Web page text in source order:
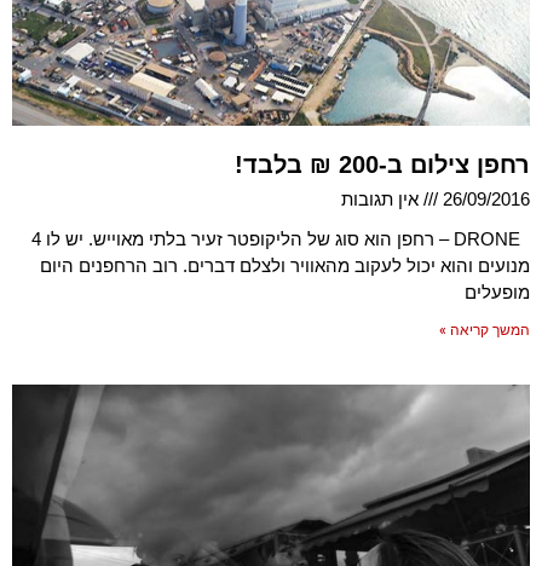
רחפן צילום ב-200 ₪ בלבד!
26/09/2016
אין תגובות
DRONE – רחפן הוא סוג של הליקופטר זעיר בלתי מאוייש. יש לו 4
מנועים והוא יכול לעקוב מהאוויר ולצלם דברים. רוב הרחפנים היום
מופעלים
המשך קריאה »